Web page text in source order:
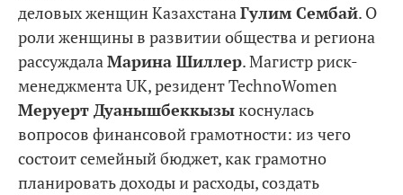
деловых женщин КазахстанаГулим Сембай. О
роли женщины в развитии общества и региона
рассуждалаМарина Шиллер. Магистр риск-
менеджмента UK, резидент TechnoWomen
Меруерт Дуанышбеккызыкоснулась
вопросов финансовой грамотности: из чего
состоит семейный бюджет, как грамотно
планировать доходы и расходы, создать